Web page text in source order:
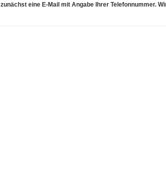
zunächst eine E-Mail mit Angabe Ihrer Telefonnummer.